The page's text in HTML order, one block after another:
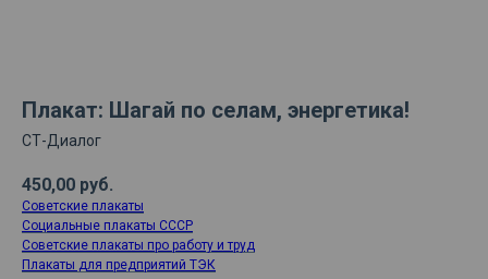
Плакат: Шагай по селам, энергетика!
СТ-Диалог
450,00 руб.
Советские плакаты
Социальные плакаты СССР
Советские плакаты про работу и труд
Плакаты для предприятий ТЭК